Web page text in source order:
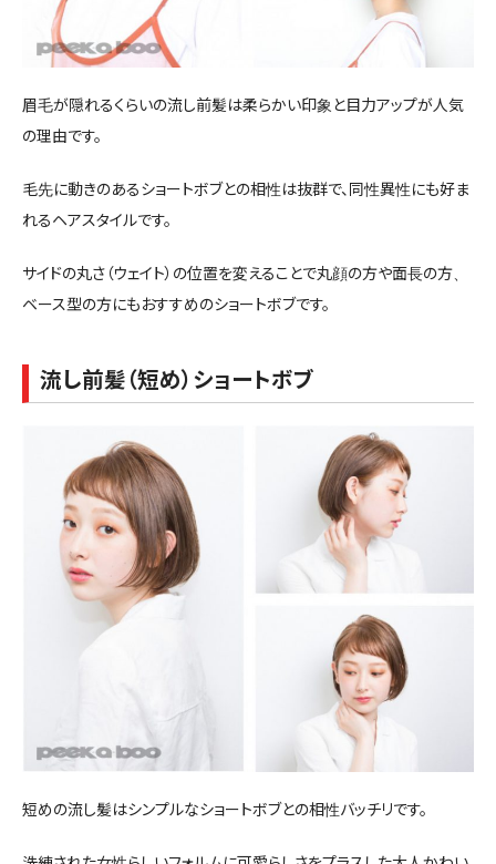
眉毛が隠れるくらいの流し前髪は柔らかい印象と目力アップが人気
の理由です。
毛先に動きのあるショートボブとの相性は抜群で、同性異性にも好ま
れるヘアスタイルです。
サイドの丸さ（ウェイト）の位置を変えることで丸顔の方や面長の方、
ベース型の方にもおすすめのショートボブです。
流し前髪（短め）ショートボブ
短めの流し髪はシンプルなショートボブとの相性バッチリです。